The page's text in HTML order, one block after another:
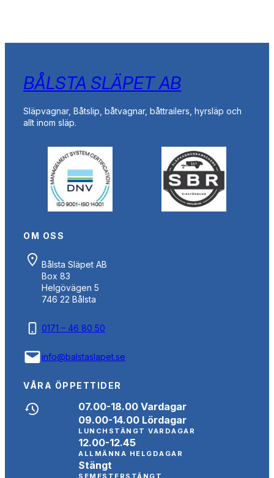
BÅLSTA SLÄPET AB
Släpvagnar, Båtslip, båtvagnar, båttrailers, hyrsläp och
allt inom släp.
OM OSS
Bålsta Släpet AB
Box 83
Helgövägen 5
746 22 Bålsta
0171 – 46 80 50
info@balstaslapet.se
VÅRA ÖPPETTIDER
07.00-18.00 Vardagar
09.00-14.00 Lördagar
LUNCHSTÄNGT VARDAGAR
12.00-12.45
ALLMÄNNA HELGDAGAR
Stängt
SEMESTERSTÄNGT